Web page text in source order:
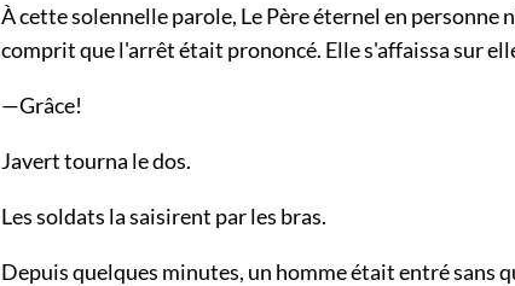
À cette solennelle parole, Le Père éternel en personne
comprit que l'arrêt était prononcé. Elle s'affaissa sur
—Grâce!
Javert tourna le dos.
Les soldats la saisirent par les bras.
Depuis quelques minutes, un homme était entré sans